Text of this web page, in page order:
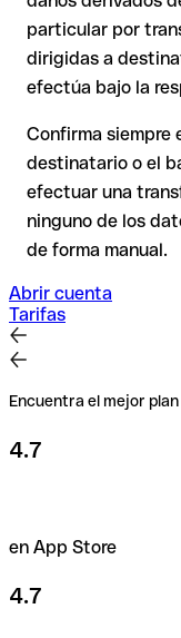
recuperación es
comisiones .
Recomendación:
transferencia con
de duda, confírmalo
precaución es
elevados o nuevas
particular por
dirigidas a
efectúa bajo la
Confirma siempre
destinatario o el
efectuar una
ninguno de los
de forma manual.
Abrir cuenta
Tarifas
Encuentra el mejor
4.7
en App Store
4.7